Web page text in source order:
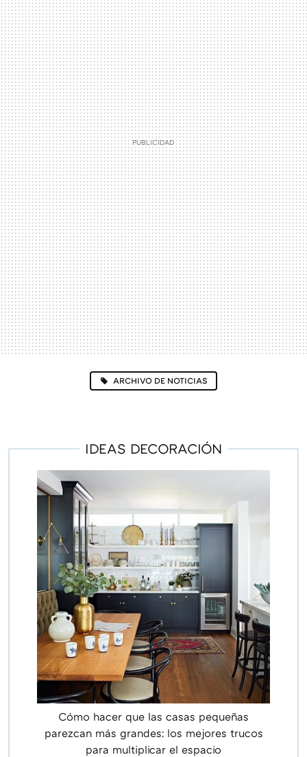
ARCHIVO DE NOTICIAS
IDEAS DECORACIÓN
Cómo hacer que las casas pequeñas
parezcan más grandes: los mejores trucos
para multiplicar el espacio